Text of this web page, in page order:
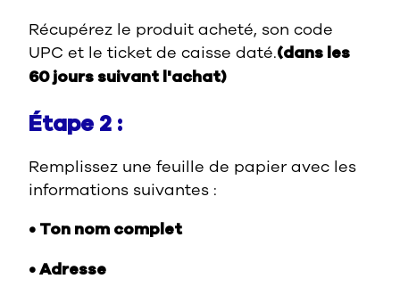
Récupérez le produit acheté, son code
UPC et le ticket de caisse daté.(dans les
60 jours suivant l'achat)
Étape 2 :
Remplissez une feuille de papier avec les
informations suivantes :
• Ton nom complet
• Adresse